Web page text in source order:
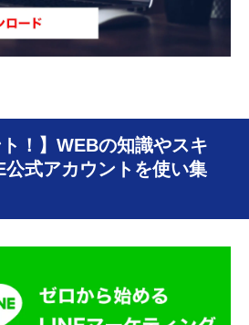
ト！】WEBの知識やスキ
公式アカウントを使い集